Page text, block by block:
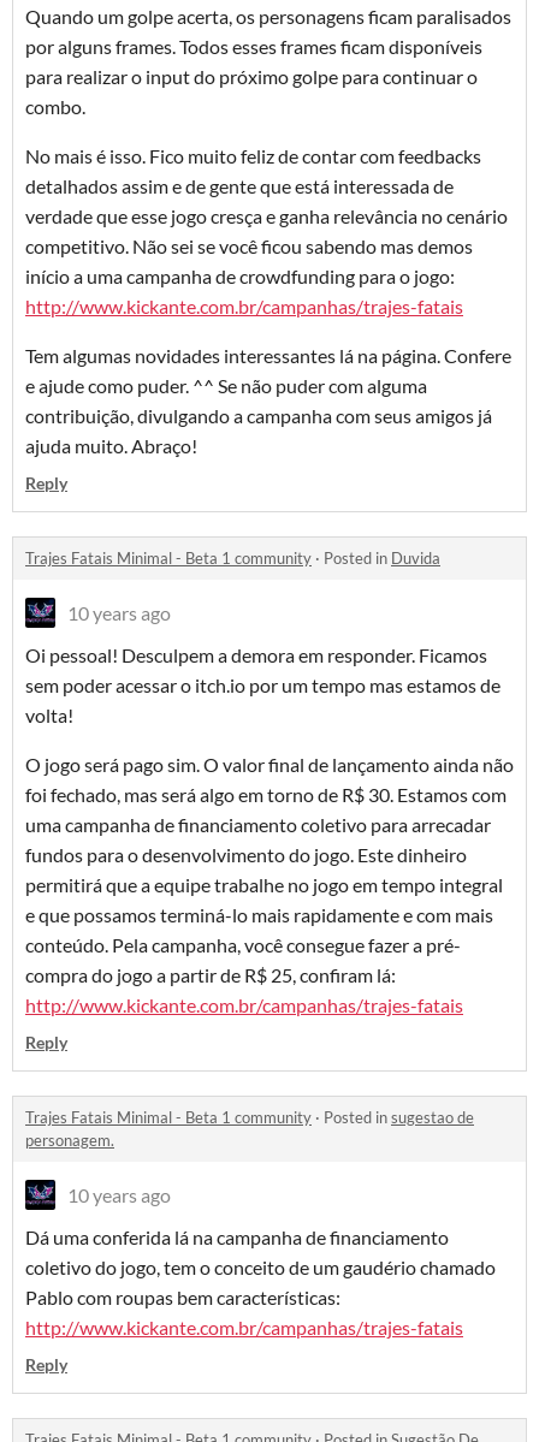
Quando um golpe acerta, os personagens ficam paralisados
por alguns frames. Todos esses frames ficam disponíveis
para realizar o input do próximo golpe para continuar o
combo.
No mais é isso. Fico muito feliz de contar com feedbacks
detalhados assim e de gente que está interessada de
verdade que esse jogo cresça e ganha relevância no cenário
competitivo. Não sei se você ficou sabendo mas demos
início a uma campanha de crowdfunding para o jogo:
http://www.kickante.com.br/campanhas/trajes-fatais
Tem algumas novidades interessantes lá na página. Confere
e ajude como puder. ^^ Se não puder com alguma
contribuição, divulgando a campanha com seus amigos já
ajuda muito. Abraço!
Reply
Trajes Fatais Minimal - Beta 1 community · Posted in Duvida
10 years ago
Oi pessoal! Desculpem a demora em responder. Ficamos
sem poder acessar o itch.io por um tempo mas estamos de
volta!
O jogo será pago sim. O valor final de lançamento ainda não
foi fechado, mas será algo em torno de R$ 30. Estamos com
uma campanha de financiamento coletivo para arrecadar
fundos para o desenvolvimento do jogo. Este dinheiro
permitirá que a equipe trabalhe no jogo em tempo integral
e que possamos terminá-lo mais rapidamente e com mais
conteúdo. Pela campanha, você consegue fazer a pré-
compra do jogo a partir de R$ 25, confiram lá:
http://www.kickante.com.br/campanhas/trajes-fatais
Reply
Trajes Fatais Minimal - Beta 1 community · Posted insugestao de
personagem.
10 years ago
Dá uma conferida lá na campanha de financiamento
coletivo do jogo, tem o conceito de um gaudério chamado
Pablo com roupas bem características:
http://www.kickante.com.br/campanhas/trajes-fatais
Reply